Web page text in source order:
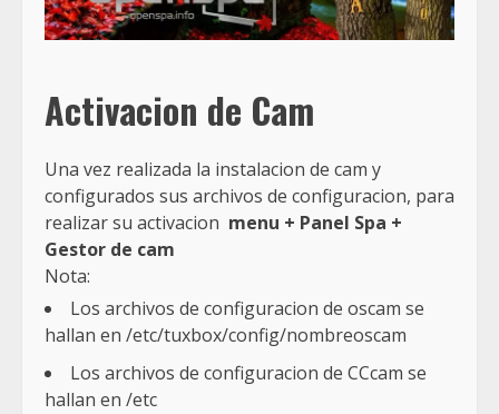
Activacion de Cam
Una vez realizada la instalacion de cam y
configurados sus archivos de configuracion, para
realizar su activacion menu + Panel Spa +
Gestor de cam
Nota:
Los archivos de configuracion de oscam se
hallan en /etc/tuxbox/config/nombreoscam
Los archivos de configuracion de CCcam se
hallan en /etc